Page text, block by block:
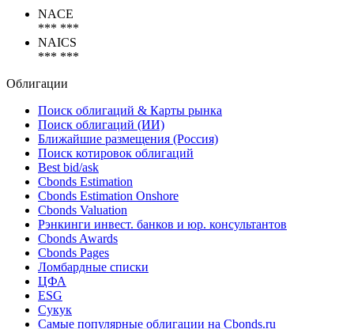
Коды
*** ***
*** ***
Облигации
Поиск облигаций & Карты рынка
Поиск облигаций (ИИ)
Ближайшие размещения (Россия)
Поиск котировок облигаций
Best bid/ask
Cbonds Estimation
Cbonds Estimation Onshore
Cbonds Valuation
Рэнкинги инвест. банков и юр. консультантов
Cbonds Awards
Cbonds Pages
Ломбардные списки